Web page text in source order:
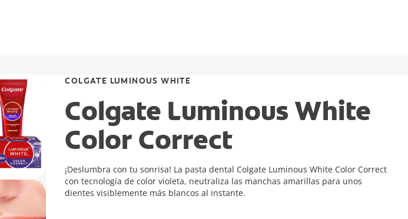
COLGATE LUMINOUS WHITE
Colgate Luminous White
Color Correct
¡Deslumbra con tu sonrisa! La pasta dental Colgate Luminous White Color Correct
con tecnología de color violeta, neutraliza las manchas amarillas para unos
dientes visiblemente más blancos al instante.